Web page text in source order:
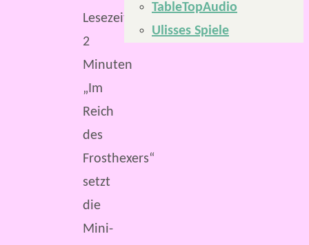
Lesezeit:
2
Minuten
„Im
Reich
des
Frosthexers“
setzt
die
Mini-
TableTopAudio
Ulisses Spiele